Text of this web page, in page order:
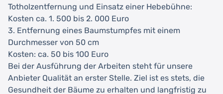
Totholzentfernung und Einsatz einer Hebebühne:
Kosten ca. 1. 500 bis 2. 000 Euro
3. Entfernung eines Baumstumpfes mit einem
Durchmesser von 50 cm
Kosten: ca. 50 bis 100 Euro
Bei der Ausführung der Arbeiten steht für unsere
Anbieter Qualität an erster Stelle. Ziel ist es stets, die
Gesundheit der Bäume zu erhalten und langfristig zu